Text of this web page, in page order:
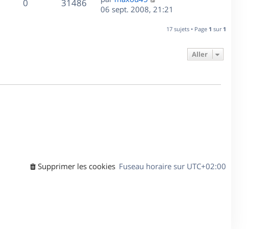
g
e
s
s
m
e
e
i
0 31486
e
06 sept. 2008, 21:21
17 sujets • Page 1 sur 1
Aller
Fuseau horaire sur UTC+02:00
Supprimer les cookies